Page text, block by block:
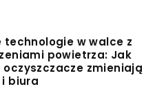
technologie w walce z
powietrza: Jak
oczyszczacze zmieniają
biura